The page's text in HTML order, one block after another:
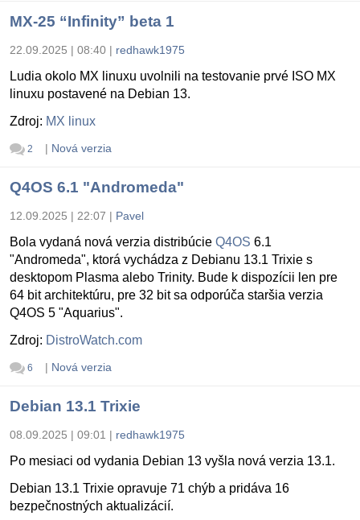
MX-25 “Infinity” beta 1
22.09.2025 | 08:40 | redhawk1975
Ludia okolo MX linuxu uvolnili na testovanie prvé ISO MX
linuxu postavené na Debian 13.
Zdroj: MX linux
2 | Nová verzia
Q4OS 6.1 "Andromeda"
12.09.2025 | 22:07 | Pavel
Bola vydaná nová verzia distribúcie Q4OS 6.1
"Andromeda", ktorá vychádza z Debianu 13.1 Trixie s
desktopom Plasma alebo Trinity. Bude k dispozícii len pre
64 bit architektúru, pre 32 bit sa odporúča staršia verzia
Q4OS 5 "Aquarius".
Zdroj: DistroWatch.com
6 | Nová verzia
Debian 13.1 Trixie
08.09.2025 | 09:01 | redhawk1975
Po mesiaci od vydania Debian 13 vyšla nová verzia 13.1.
Debian 13.1 Trixie opravuje 71 chýb a pridáva 16
bezpečnostných aktualizácií.